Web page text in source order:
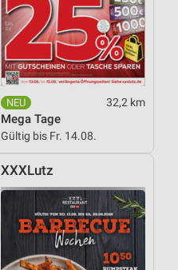
32,2 km
Mega Tage
Gültig bis Fr. 14.08.
XXXLutz